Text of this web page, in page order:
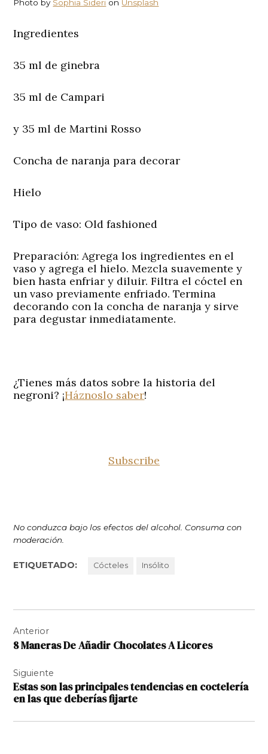
Photo by Sophia Sideri on Unsplash
Ingredientes
35 ml de ginebra
35 ml de Campari
y 35 ml de Martini Rosso
Concha de naranja para decorar
Hielo
Tipo de vaso: Old fashioned
Preparación: Agrega los ingredientes en el
vaso y agrega el hielo. Mezcla suavemente y
bien hasta enfriar y diluir. Filtra el cóctel en
un vaso previamente enfriado. Termina
decorando con la concha de naranja y sirve
para degustar inmediatamente.
¿Tienes más datos sobre la historia del
negroni? ¡Háznoslo saber!
Subscribe
No conduzca bajo los efectos del alcohol. Consuma con
moderación.
ETIQUETADO: Cócteles Insólito
de
entradas
Anterior
8 Maneras De Añadir Chocolates A Licores
Siguiente
Estas son las principales tendencias en coctelería
en las que deberías fijarte